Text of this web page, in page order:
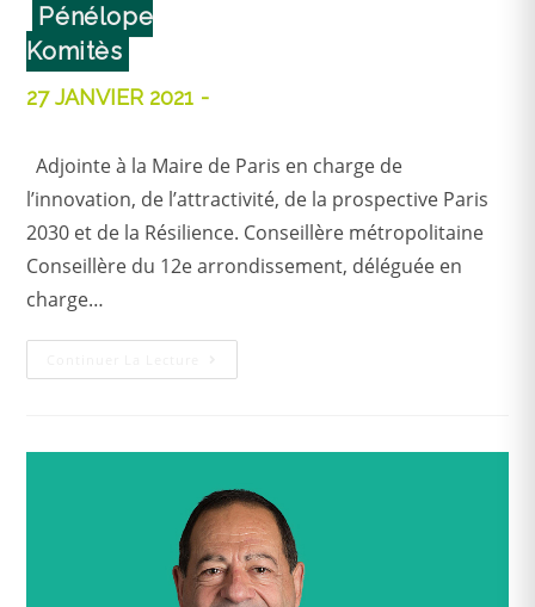
Pénélope
Komitès
27 JANVIER 2021
Adjointe à la Maire de Paris en charge de
l’innovation, de l’attractivité, de la prospective Paris
2030 et de la Résilience. Conseillère métropolitaine
Conseillère du 12e arrondissement, déléguée en
charge…